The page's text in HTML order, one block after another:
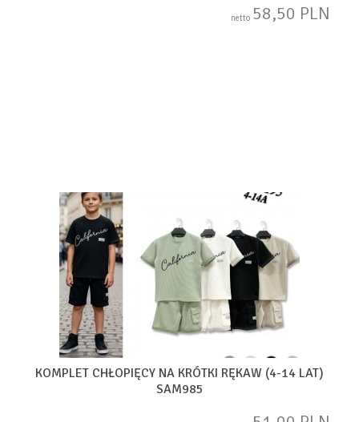
netto 58,50 PLN
KOMPLET CHŁOPIĘCY NA KRÓTKI RĘKAW (4-14 LAT)
SAM985